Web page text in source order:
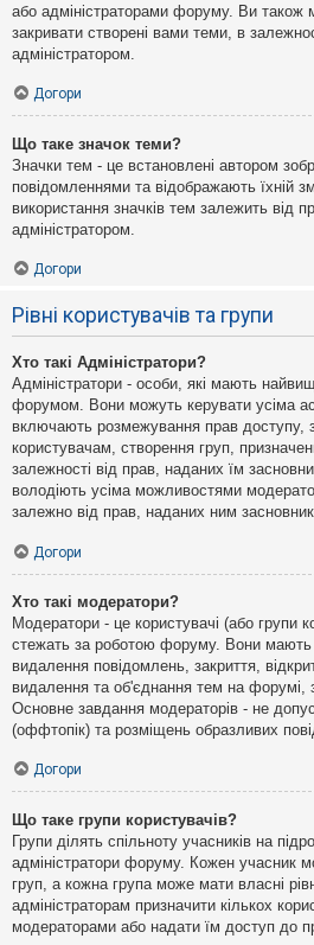
або адміністраторами форуму. Ви також
закривати створені вами теми, в
адміністратором.
Догори
Що таке значок теми?
Значки тем - це встановлені автором
повідомленнями та відображають їхній
використання значків тем залежить від
адміністратором.
Догори
Рівні користувачів та групи
Хто такі Адміністратори?
Адміністратори - особи, які мають
форумом. Вони можуть керувати усіма
включають розмежування прав доступу,
користувачам, створення груп,
залежності від прав, наданих їм
володіють усіма можливостями
залежно від прав, наданих ним
Догори
Хто такі модератори?
Модератори - це користувачі (або групи
стежать за роботою форуму. Вони мають
видалення повідомлень, закриття,
видалення та об'єднання тем на форумі,
Основне завдання модераторів - не
(оффтопік) та розміщень образливих
Догори
Що таке групи користувачів?
Групи ділять спільноту учасників на
адміністратори форуму. Кожен учасник
груп, а кожна група може мати власні
адміністраторам призначити кількох
модераторами або надати їм доступ до